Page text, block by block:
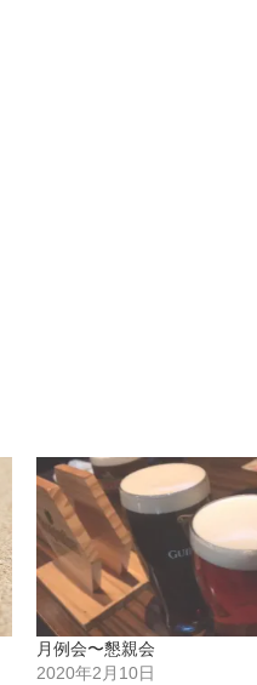
月例会〜懇親会
2020年2月10日